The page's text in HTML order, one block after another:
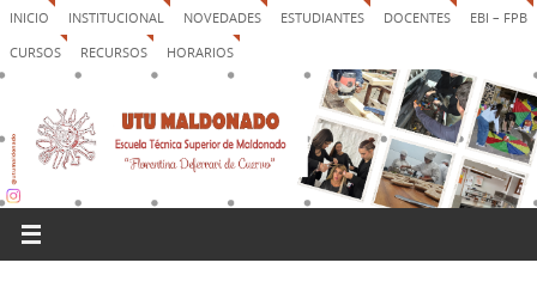
INICIO INSTITUCIONAL NOVEDADES ESTUDIANTES DOCENTES
EBI – FPB
CURSOS
RECURSOS HORARIOS